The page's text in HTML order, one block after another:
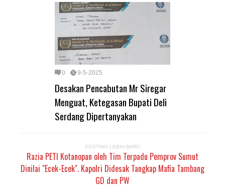
0 9-5-2025
Desakan Pencabutan Mr Siregar
Menguat, Ketegasan Bupati Deli
Serdang Dipertanyakan
POSTING LEBIH BARU
Razia PETI Kotanopan oleh Tim Terpadu Pemprov Sumut
Dinilai "Ecek-Ecek". Kapolri Didesak Tangkap Mafia Tambang
GD dan PW